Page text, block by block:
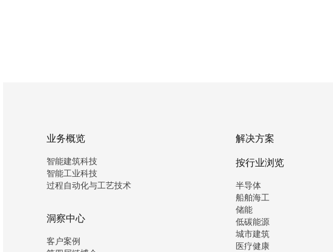
业务概览
智能建筑科技
智能工业科技
过程自动化与工艺技术
洞察中心
客户案例
解决方案
按行业浏览
半导体
船舶海工
储能
低碳能源
城市建筑
医疗健康